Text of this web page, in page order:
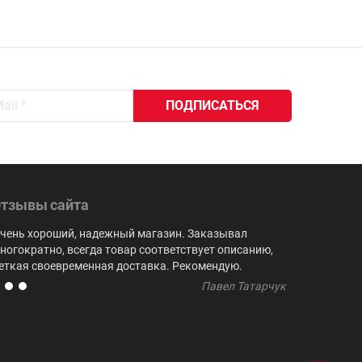
сайта
хороший, надежный магазин. Заказывал
всегда товар соответствует описанию,
своевременная доставка. Рекомендую.
Павел Татарчук